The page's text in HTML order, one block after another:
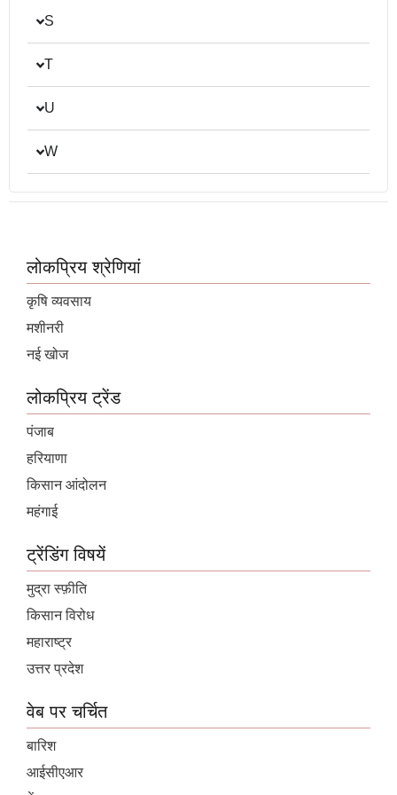
S
T
U
W
लोकप्रिय श्रेणियां
कृषि व्यवसाय
मशीनरी
नई खोज
लोकप्रिय ट्रेंड
पंजाब
हरियाणा
किसान आंदोलन
महंगाई
ट्रेंडिंग विषयें
मुद्रा स्फ़ीति
किसान विरोध
महाराष्ट्र
उत्तर प्रदेश
वेब पर चर्चित
बारिश
आईसीएआर